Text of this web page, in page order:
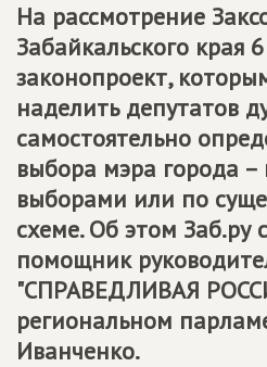
На рассмотрение
Забайкальского края
законопроект,
наделить депутатов
самостоятельно
выбора мэра города
выборами или по
схеме. Об этом Заб.ру
помощник
"СПРАВЕДЛИВАЯ
региональном
Иванченко.